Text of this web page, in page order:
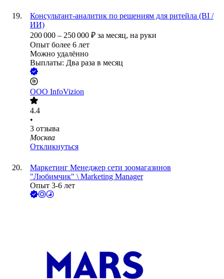
Консультант-аналитик по решениям для ритейла (BI /
ИИ)
200 000 – 250 000 ₽ за месяц, на руки
Опыт более 6 лет
Можно удалённо
Выплаты: Два раза в месяц
ООО InfoVizion
4.4
•
3 отзыва
Москва
Откликнуться
Маркетинг Менеджер сети зоомагазинов
"Любимчик" \ Marketing Manager
Опыт 3-6 лет